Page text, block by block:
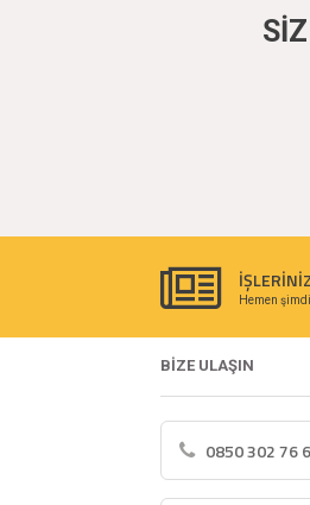
Hemen
BİZE ULAŞIN
0850 302 76